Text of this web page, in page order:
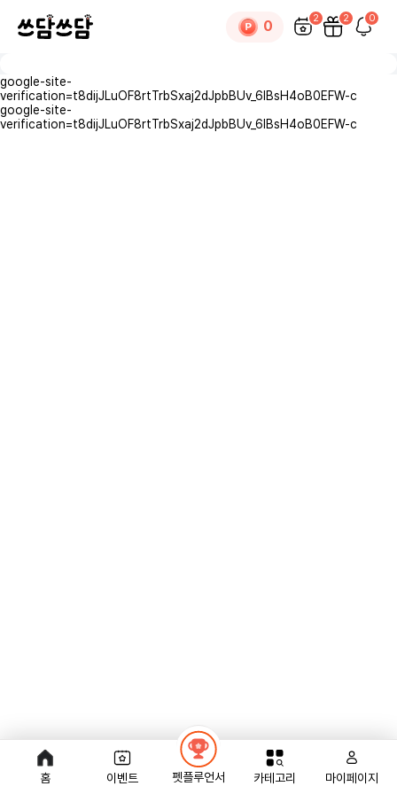
0 2 2 0
홈 이벤트 펫플루언서 카테고리 마이페이지
mozzi
0
재히이모
댓글0
google-site-
verification=t8dijJLuOF8rtTrbSxaj2dJpbBUv_6lBsH4oB0EFW-c
google-site-
verification=t8dijJLuOF8rtTrbSxaj2dJpbBUv_6lBsH4oB0EFW-c